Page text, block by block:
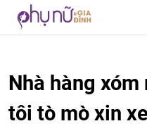
Nhà hàng
tôi tò mò xin